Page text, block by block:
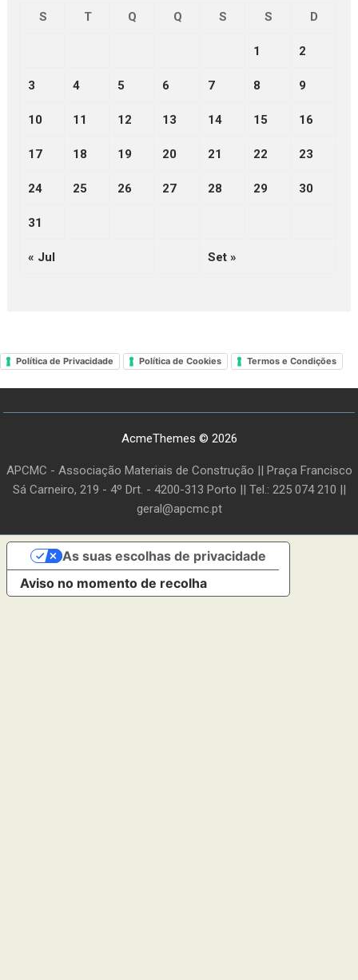
S
T Q Q S S D
1 2
3 4 5 6 7 8 9
10 11 12 13 14 15 16
17 18 19 20 21 22 23
24 25 26 27 28 29 30
31
« Jul Set »
Política de Privacidade Política de Cookies Termos e Condições
AcmeThemes © 2026
APCMC - Associação Materiais de Construção || Praça Francisco
Sá Carneiro, 219 - 4º Drt. - 4200-313 Porto || Tel.: 225 074 210 ||
geral@apcmc.pt
Aviso no momento de recolha
As suas escolhas de privacidade